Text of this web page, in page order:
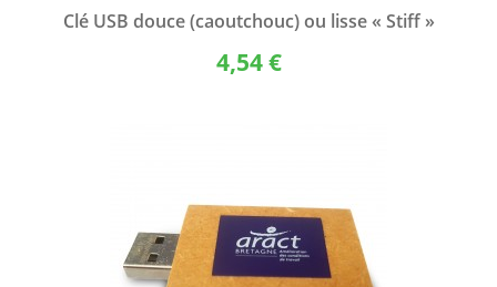
Clé USB douce (caoutchouc) ou lisse « Stiff »
4,54 €